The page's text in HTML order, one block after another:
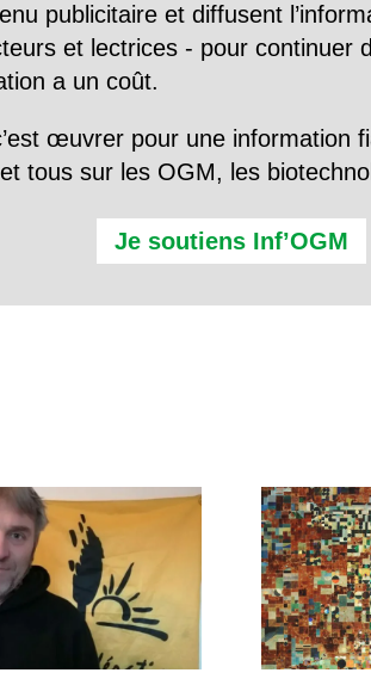
publicitaire et diffusent
et lectrices - pour continuer
a un coût.
œuvrer pour une information
tous sur les OGM, les
Je soutiens Inf’OGM